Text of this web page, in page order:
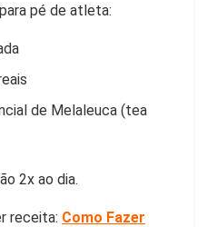
pé de atleta:
de Melaleuca (tea
2x ao dia.
receita: Como Fazer